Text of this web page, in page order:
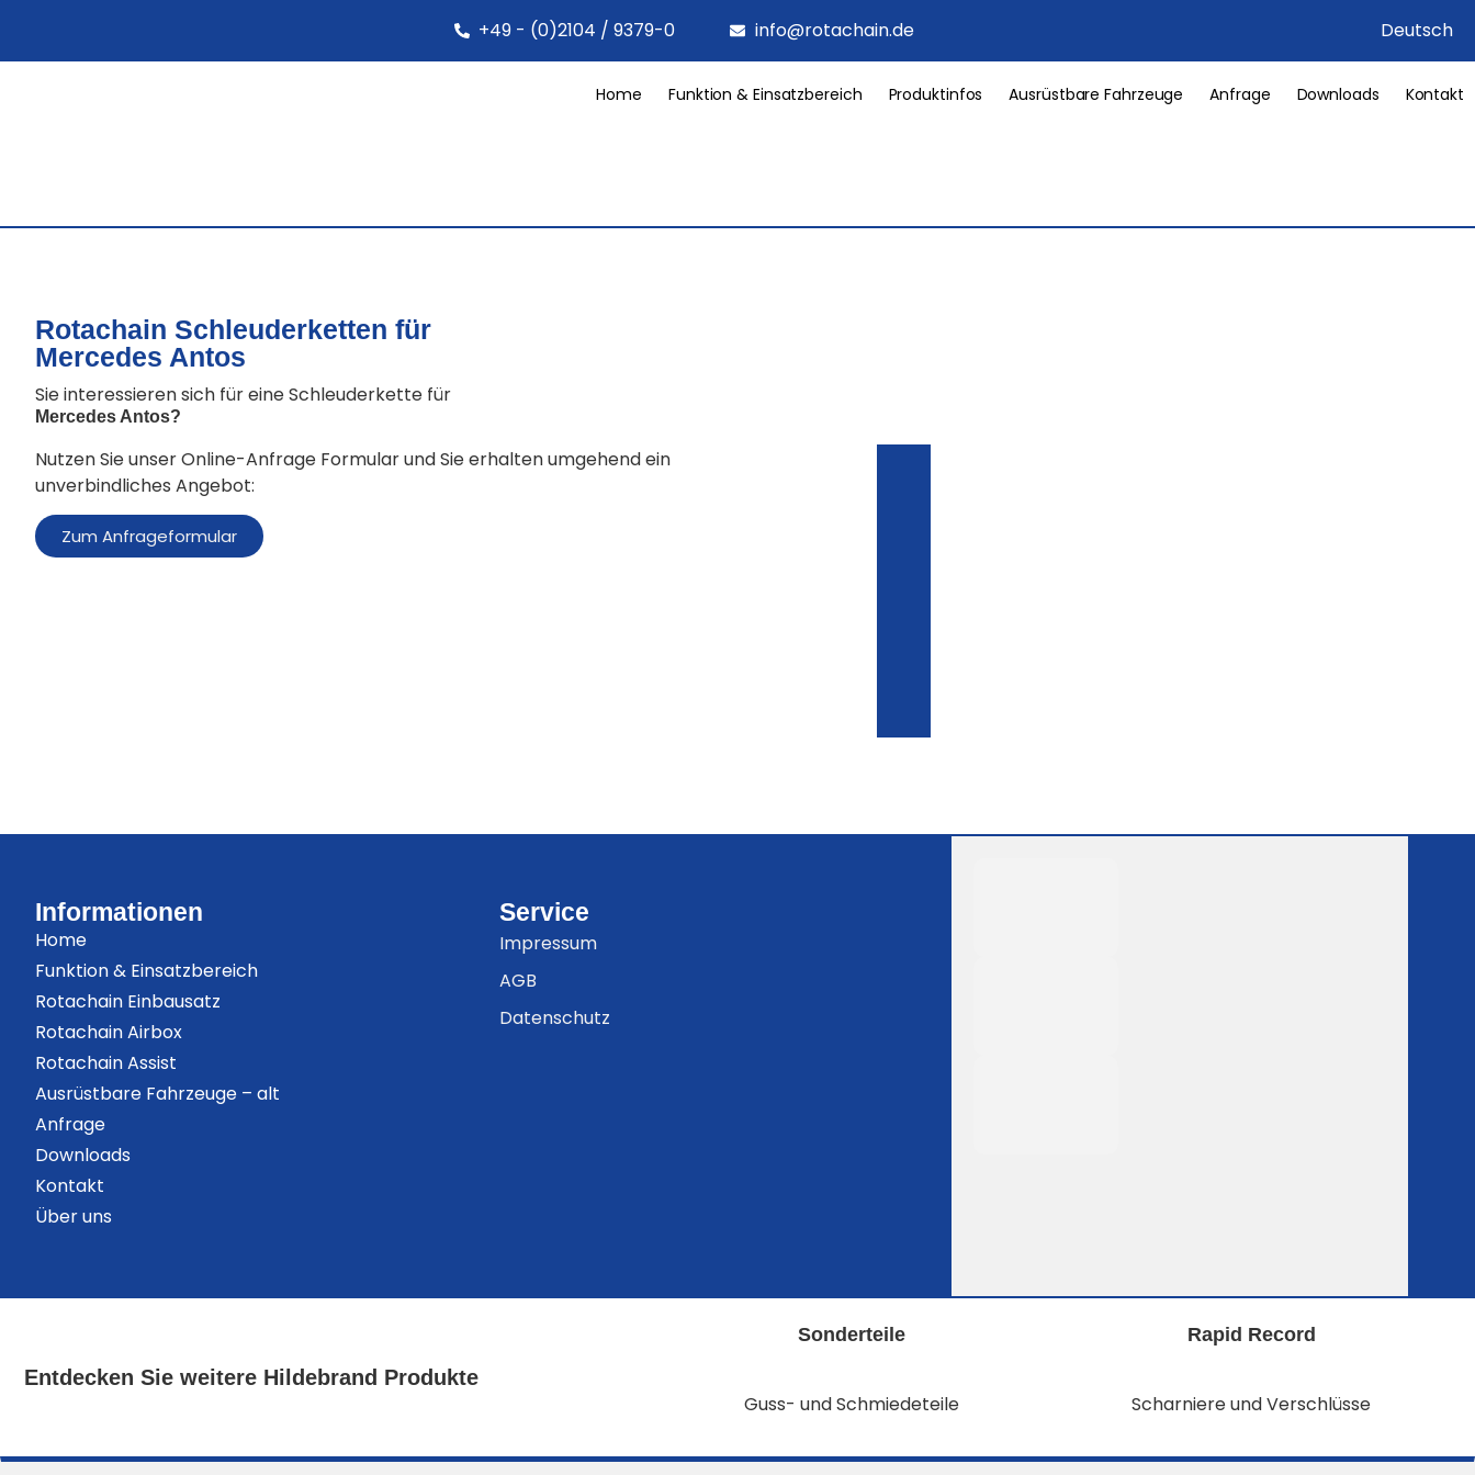
Deutsch
+49 - (0)2104 / 9379-0 info@rotachain.de
Home Funktion & Einsatzbereich Produktinfos Ausrüstbare Fahrzeuge Anfrage Downloads Kontakt
Rotachain Schleuderketten für
Mercedes Antos
Sie interessieren sich für eine Schleuderkette für
Mercedes Antos?
Nutzen Sie unser Online-Anfrage Formular und Sie erhalten umgehend ein
unverbindliches Angebot:
Zum Anfrageformular
Informationen
Home
Funktion & Einsatzbereich
Rotachain Einbausatz
Rotachain Airbox
Rotachain Assist
Ausrüstbare Fahrzeuge – alt
Anfrage
Downloads
Kontakt
Über uns
Service
Impressum
AGB
Datenschutz
Entdecken Sie weitere Hildebrand Produkte
Sonderteile
Guss- und Schmiedeteile
Rapid Record
Scharniere und Verschlüsse